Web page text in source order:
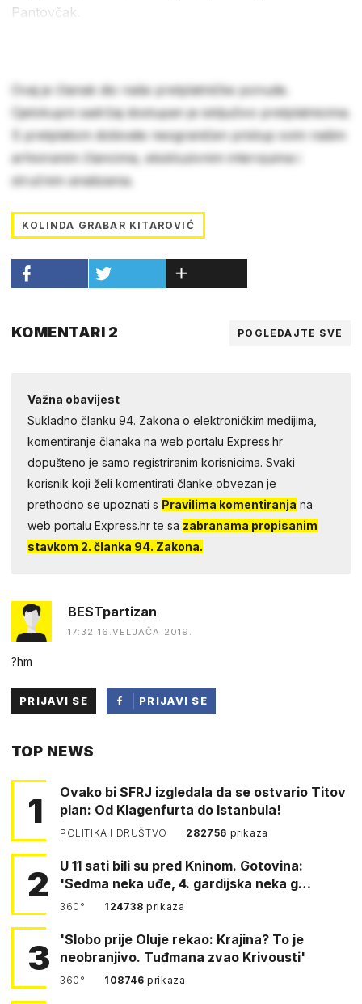
Pantovčak.
Ovaj je članak dio naše pretplatničke ponude.
Cjelokupni sadržaj dostupan je isključivo pretplatnicima.
S pretplatom dobivate neograničen pristup svim našim
arhiviranim člancima, ekskluzivnim intervjuima i
stručnim analizama.
KOLINDA GRABAR KITAROVIĆ
KOMENTARI 2 POGLEDAJTE SVE
Važna obavijest
Sukladno članku 94. Zakona o elektroničkim medijima,
komentiranje članaka na web portalu Express.hr
dopušteno je samo registriranim korisnicima. Svaki
korisnik koji želi komentirati članke obvezan je
prethodno se upoznati s Pravilima komentiranja na
web portalu Express.hr te sa zabranama propisanim
stavkom 2. članka 94. Zakona.
BESTpartizan
17:32 16.VELJAČA 2019.
?hm
PRIJAVI SE
PRIJAVI SE
TOP NEWS
1
Ovako bi SFRJ izgledala da se ostvario Titov
plan: Od Klagenfurta do Istanbula!
POLITIKA I DRUŠTVO 282756 prikaza
2
U 11 sati bili su pred Kninom. Gotovina:
'Sedma neka uđe, 4. gardijska neka g…
360° 124738prikaza
3
'Slobo prije Oluje rekao: Krajina? To je
neobranjivo. Tuđmana zvao Krivousti'
360° 108746prikaza